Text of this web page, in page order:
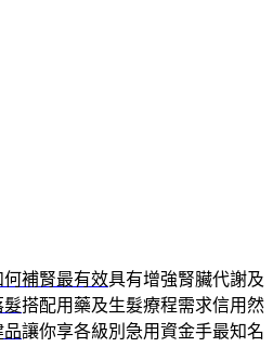
何補腎最有效具有增強腎臟代謝及
髮搭配用藥及生髮療程需求信用然
品讓你享各級別急用資金手最知名